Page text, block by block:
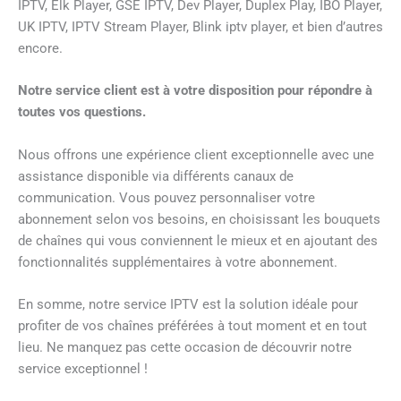
IPTV, Elk Player, GSE IPTV, Dev Player, Duplex Play, IBO Player,
UK IPTV, IPTV Stream Player, Blink iptv player, et bien d’autres
encore.
Notre service client est à votre disposition pour répondre à
toutes vos questions.
Nous offrons une expérience client exceptionnelle avec une
assistance disponible via différents canaux de
communication. Vous pouvez personnaliser votre
abonnement selon vos besoins, en choisissant les bouquets
de chaînes qui vous conviennent le mieux et en ajoutant des
fonctionnalités supplémentaires à votre abonnement.
En somme, notre service IPTV est la solution idéale pour
profiter de vos chaînes préférées à tout moment et en tout
lieu. Ne manquez pas cette occasion de découvrir notre
service exceptionnel !